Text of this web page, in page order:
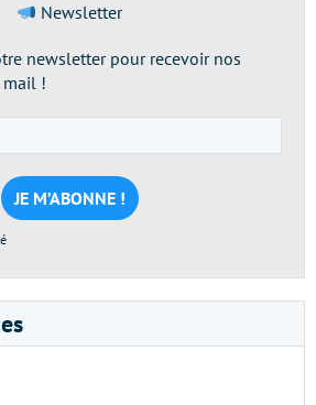
Newsletter
newsletter pour recevoir nos
mail !
e-
mail
*